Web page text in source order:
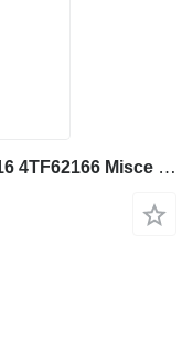
CLAMP PLATE Per: Caterpillar 3116 4TF62166 Misce 2W7381 na kolesového nakladača Caterpillar 928G IT28G